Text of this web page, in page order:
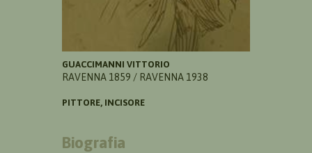
GUACCIMANNI VITTORIO
RAVENNA 1859 / RAVENNA 1938
PITTORE, INCISORE
Biografia